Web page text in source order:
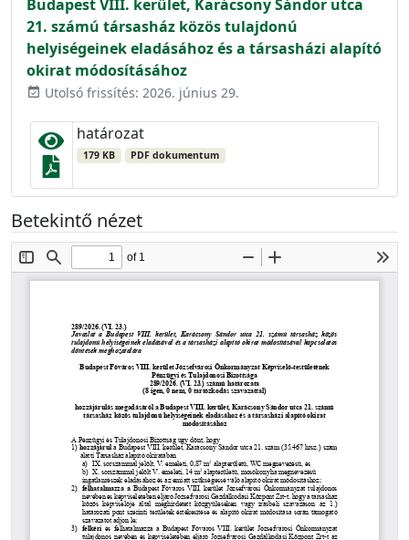
Budapest VIII. kerület, Karácsony Sándor utca
21. számú társasház közös tulajdonú
helyiségeinek eladásához és a társasházi alapító
okirat módosításához
event_available Utolsó frissítés: 2026. június 29.
határozat
179 KB PDF dokumentum
Betekintő nézet